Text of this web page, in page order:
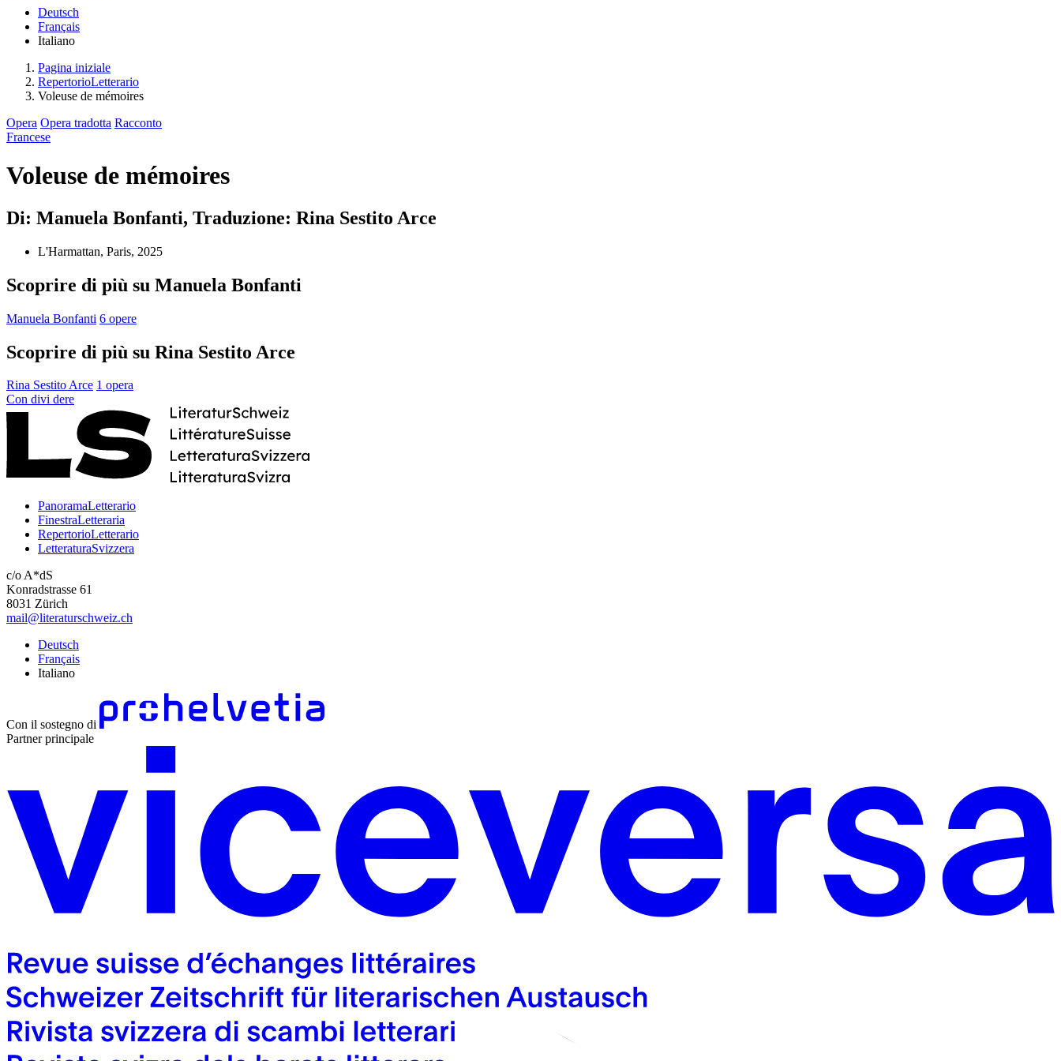
Deutsch
Français
Italiano
Pagina iniziale
RepertorioLetterario
Voleuse de mémoires
Opera Opera tradotta Racconto
Francese
Voleuse de mémoires
Di: Manuela Bonfanti, Traduzione: Rina Sestito Arce
L'Harmattan, Paris, 2025
Scoprire di più su Manuela Bonfanti
Manuela Bonfanti 6 opere
Scoprire di più su Rina Sestito Arce
Rina Sestito Arce 1 opera
Con divi dere
PanoramaLetterario
FinestraLetteraria
RepertorioLetterario
LetteraturaSvizzera
c/o A*dS
Konradstrasse 61
8031 Zürich
mail@literaturschweiz.ch
Deutsch
Français
Italiano
Con il sostegno di
Partner principale